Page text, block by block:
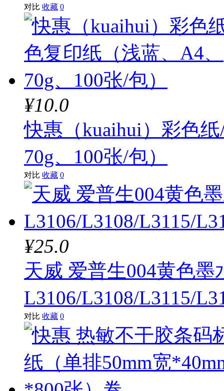
对比 收藏 0
¥10.0
快惠（kuaihui）彩色
70g、100张/包）
对比 收藏 0
¥25.0
天威 爱普生004黄色墨
L3106/L3108/L3115/
对比 收藏 0